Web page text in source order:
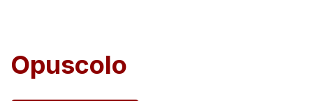
Opuscolo